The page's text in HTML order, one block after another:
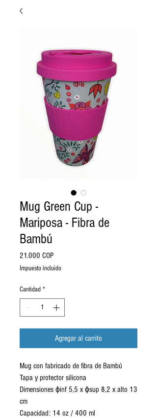
Mug Green Cup -
Mariposa - Fibra de
Bambú
21.000 COPPrecio
Impuesto incluido
Cantidad *
Agregar al carrito
Mug con fabricado de fibra de Bambú
Tapa y protector silicona
Dimensiones ϕinf 5,5 x ϕsup 8,2 x alto 13
cm
Capacidad: 14 oz / 400 ml